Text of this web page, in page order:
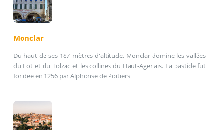
Monclar
Du haut de ses 187 mètres d'altitude, Monclar domine les vallées
du Lot et du Tolzac et les collines du Haut-Agenais. La bastide fut
fondée en 1256 par Alphonse de Poitiers.